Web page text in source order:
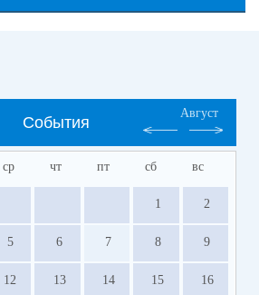
События
Август
ср чт пт сб вс
1 2
5 6 7 8 9
12 13 14 15 16